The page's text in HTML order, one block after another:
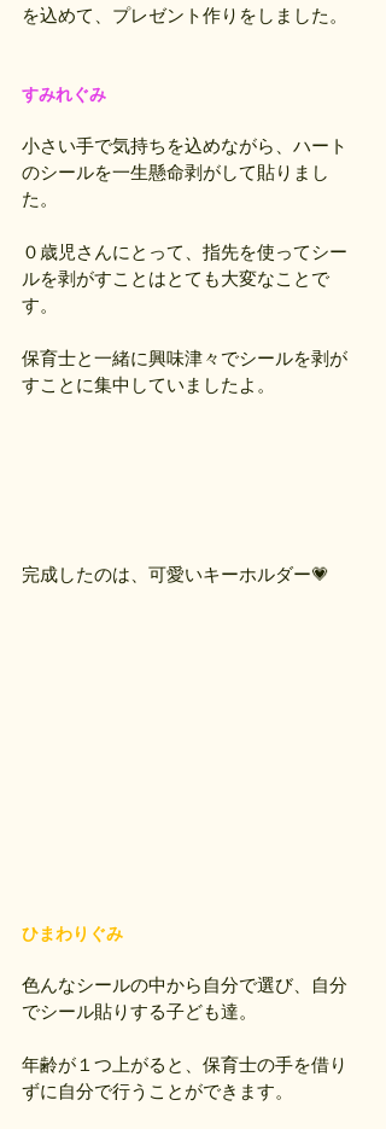
を込めて、プレゼント作りをしました。
すみれぐみ
小さい手で気持ちを込めながら、ハート
のシールを一生懸命剥がして貼りまし
た。
０歳児さんにとって、指先を使ってシー
ルを剥がすことはとても大変なことで
す。
保育士と一緒に興味津々でシールを剥が
すことに集中していましたよ。
完成したのは、可愛いキーホルダー💗
ひまわりぐみ
色んなシールの中から自分で選び、自分
でシール貼りする子ども達。
年齢が１つ上がると、保育士の手を借り
ずに自分で行うことができます。